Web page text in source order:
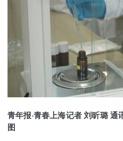
青年报·青春上海记者 刘昕璐
图